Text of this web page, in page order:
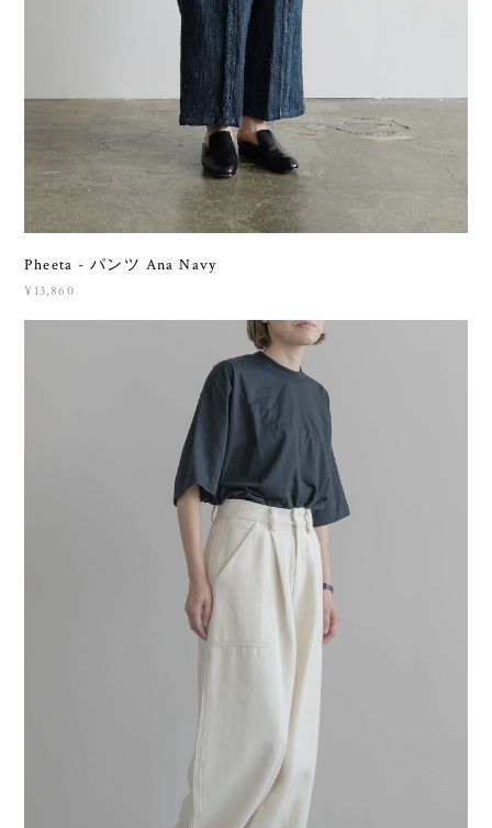
Pheeta - パンツ Ana Navy
¥13,860